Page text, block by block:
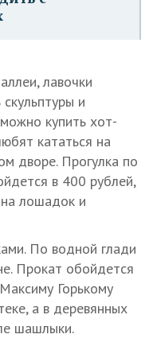
лавочки
и
купить хот-
кататься на
дворе. Прогулка по
в 400 рублей,
лошадок и
По водной глади
Прокат обойдется
Горькому
а в деревянных
шашлыки.